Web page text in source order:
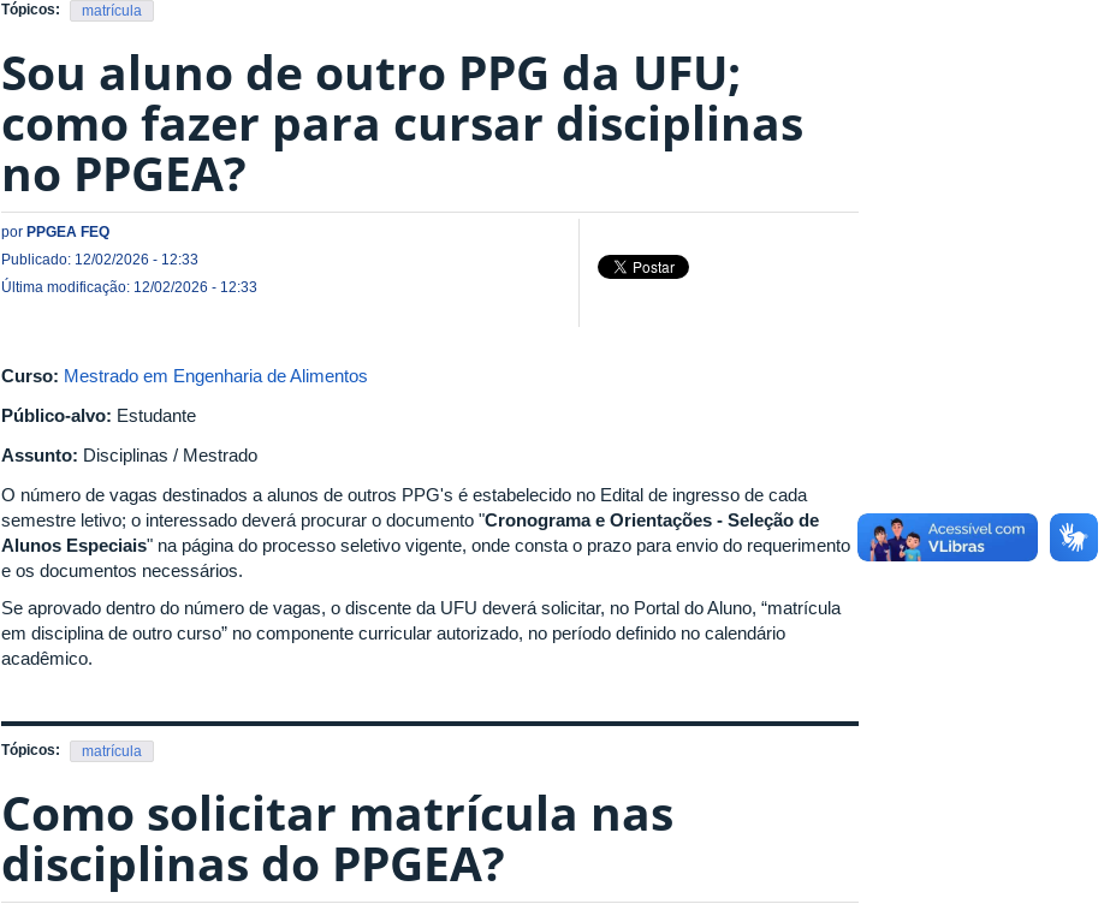
Tópicos: matrícula
Sou aluno de outro PPG da UFU;
como fazer para cursar disciplinas
no PPGEA?
por PPGEA FEQ
Publicado: 12/02/2026 - 12:33
Última modificação: 12/02/2026 - 12:33
Curso: Mestrado em Engenharia de Alimentos
Público-alvo: Estudante
Assunto: Disciplinas / Mestrado
O número de vagas destinados a alunos de outros PPG's é estabelecido no Edital de ingresso de cada
semestre letivo; o interessado deverá procurar o documento "Cronograma e Orientações - Seleção de
Alunos Especiais" na página do processo seletivo vigente, onde consta o prazo para envio do requerimento
e os documentos necessários.
Se aprovado dentro do número de vagas, o discente da UFU deverá solicitar, no Portal do Aluno, “matrícula
em disciplina de outro curso” no componente curricular autorizado, no período definido no calendário
acadêmico.
Tópicos: matrícula
Como solicitar matrícula nas
disciplinas do PPGEA?